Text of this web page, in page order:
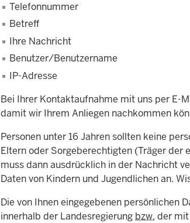
Telefonnummer
Betreff
Ihre Nachricht
Benutzer/Benutzername
IP-Adresse
Bei Ihrer Kontaktaufnahme mit uns per E-
damit wir Ihrem Anliegen nachkommen
Personen unter 16 Jahren sollten keine
Eltern oder Sorgeberechtigten (Träger
muss dann ausdrücklich in der Nachricht
Daten von Kindern und Jugendlichen an.
Die von Ihnen eingegebenen persönlichen
innerhalb der Landesregierung bzw. der mit